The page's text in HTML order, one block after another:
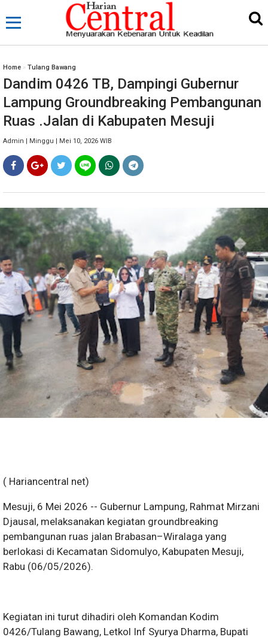
Home » Tulang Bawang
Dandim 0426 TB, Dampingi Gubernur
Lampung Groundbreaking Pembangunan
Ruas .Jalan di Kabupaten Mesuji
Admin | Minggu | Mei 10, 2026 WIB
( Hariancentral net)
Mesuji, 6 Mei 2026 -- Gubernur Lampung, Rahmat Mirzani
Djausal, melaksanakan kegiatan groundbreaking
pembangunan ruas jalan Brabasan–Wiralaga yang
berlokasi di Kecamatan Sidomulyo, Kabupaten Mesuji,
Rabu (06/05/2026).
Kegiatan ini turut dihadiri oleh Komandan Kodim
0426/Tulang Bawang, Letkol Inf Syurya Dharma, Bupati